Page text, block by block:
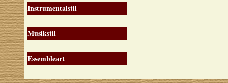
Instrumentalstil
Musikstil
Essembleart